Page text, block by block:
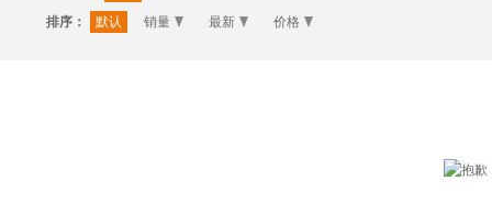
排序：
默认 销量 最新 价格